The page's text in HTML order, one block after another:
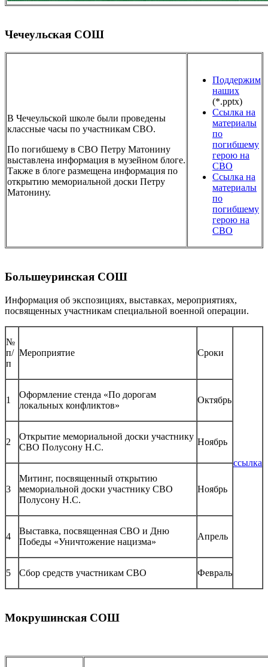
Чечеульская СОШ
В Чечеульской школе были проведены
классные часы по участникам СВО.
По погибшему в СВО Петру Матонину
выставлена информация в музейном блоге.
Также в блоге размещена информация по
открытию мемориальной доски Петру
Матонину.
Поддержим
наших
(*.pptx)
Ссылка на
материалы
по
погибшему
герою на
СВО
Ссылка на
материалы
по
погибшему
герою на
СВО
Большеуринская СОШ
Информация об экспозициях, выставках, мероприятиях,
посвященных участникам специальной военной операции.
№
п/
п
Мероприятие Сроки
ссылка
1
Оформление стенда «По дорогам
локальных конфликтов»
Октябрь
2
Открытие мемориальной доски участнику
СВО Полусону Н.С.
Ноябрь
3
Митинг, посвященный открытию
мемориальной доски участнику СВО
Полусону Н.С.
Ноябрь
4
Выставка, посвященная СВО и Дню
Победы «Уничтожение нацизма»
Апрель
5 Сбор средств участникам СВО Февраль
Мокрушинская СОШ